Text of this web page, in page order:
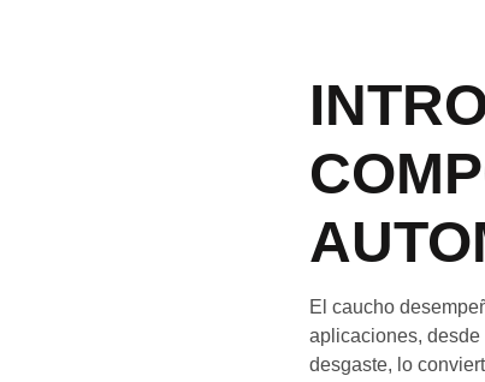
El caucho
aplicaciones,
desgaste, lo